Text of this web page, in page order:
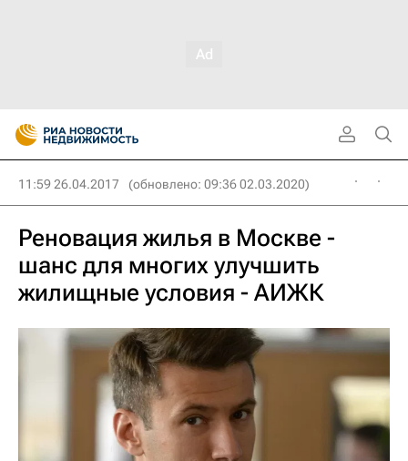
11:59 26.04.2017 (обновлено: 09:36 02.03.2020)
Реновация жилья в Москве -
шанс для многих улучшить
жилищные условия - АИЖК